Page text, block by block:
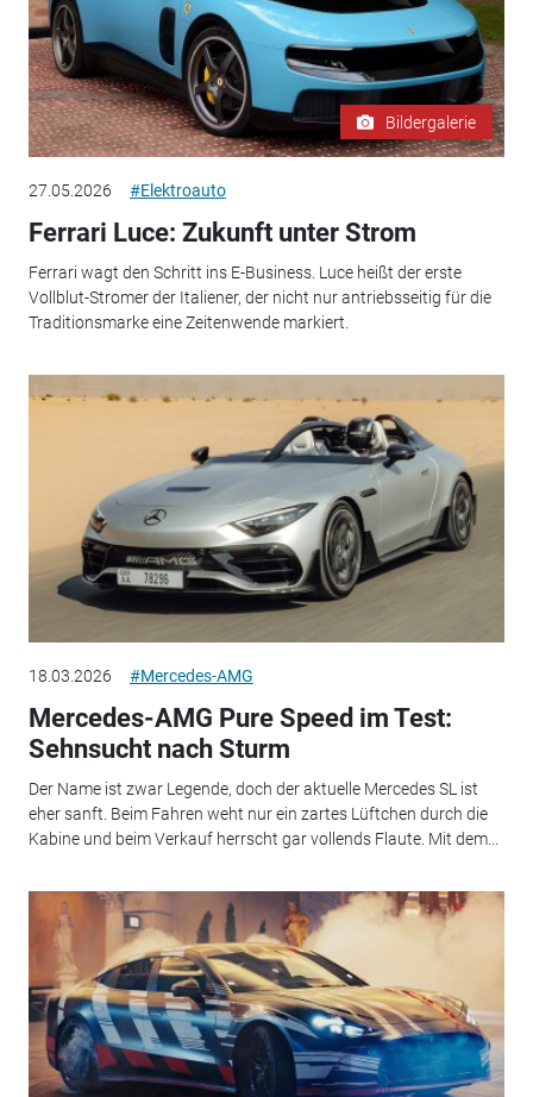
Bildergalerie
27.05.2026 #Elektroauto
Ferrari Luce: Zukunft unter Strom
Ferrari wagt den Schritt ins E-Business. Luce heißt der erste
Vollblut-Stromer der Italiener, der nicht nur antriebsseitig für die
Traditionsmarke eine Zeitenwende markiert.
18.03.2026 #Mercedes-AMG
Mercedes-AMG Pure Speed im Test:
Sehnsucht nach Sturm
Der Name ist zwar Legende, doch der aktuelle Mercedes SL ist
eher sanft. Beim Fahren weht nur ein zartes Lüftchen durch die
Kabine und beim Verkauf herrscht gar vollends Flaute. Mit dem...